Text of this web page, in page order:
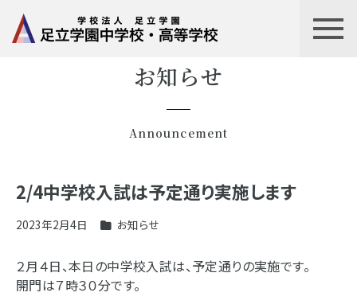
お知らせ
Announcement
2/4中学校入試は予定通り実施します
2023年2月4日 お知らせ
２月４日、本日の中学校入試は、予定通りの実施です。
開門は７時３０分です。